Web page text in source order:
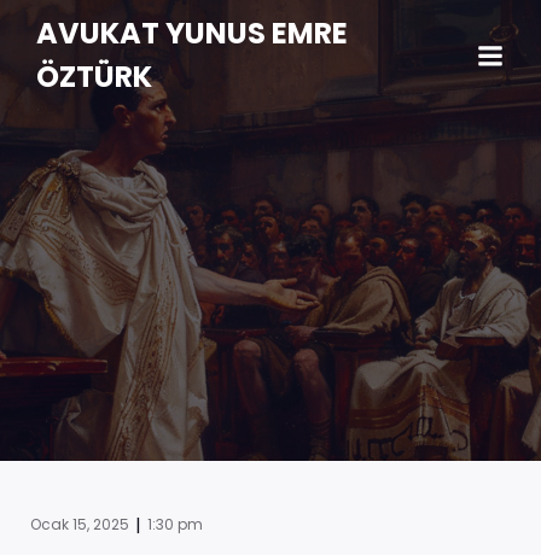
AVUKAT YUNUS EMRE
ÖZTÜRK
Ocak 15, 2025 | 1:30 pm